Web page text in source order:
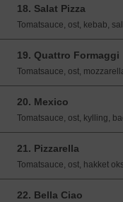
18. Salat Pizza
Tomatsauce, ost, kebab,
19. Quattro Formaggi
Tomatsauce, ost,
20. Mexico
Tomatsauce, ost, kylling,
21. Pizzarella
Tomatsauce, ost, hakket
22. Bella Ciao